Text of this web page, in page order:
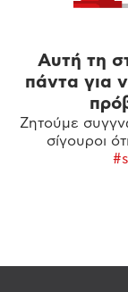
Αυτή τη
πάντα για
Ζητούμε
σίγουροι